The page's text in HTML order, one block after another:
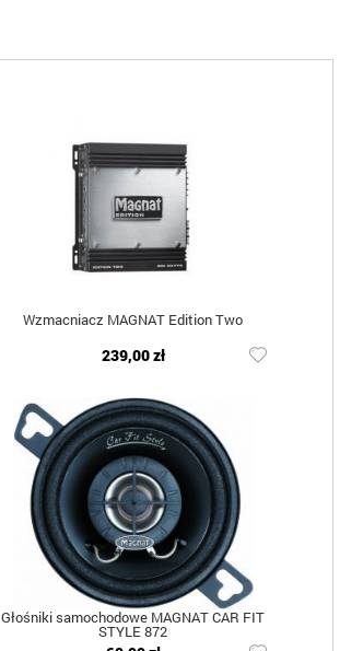
Wzmacniacz MAGNAT Edition Two
239,00 zł
Głośniki samochodowe MAGNAT CAR FIT
STYLE 872